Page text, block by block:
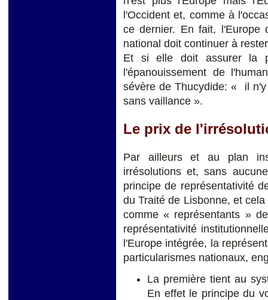
l'Occident et, comme à
ce dernier. En fait, l'Europe
national doit continuer à
Et si elle doit assurer la
l'épanouissement de
sévère de Thucydide: « il
sans vaillance ».
Le prix de
Par ailleurs et au plan
irrésolutions et, sans
principe de représentativité
du Traité de Lisbonne, et
comme « représentants »
représentativité
l'Europe intégrée, la
particularismes nationaux,
La première tient au
En effet le principe du